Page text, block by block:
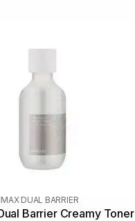
DUAL BARRIER
Barrier Creamy Toner